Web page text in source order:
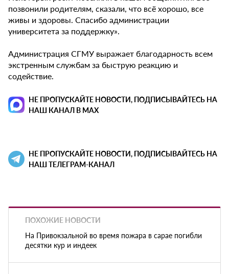
позвонили родителям, сказали, что всё хорошо, все
живы и здоровы. Спасибо администрации
университета за поддержку».
Администрация СГМУ выражает благодарность всем
экстренным службам за быструю реакцию и
содействие.
НЕ ПРОПУСКАЙТЕ НОВОСТИ, ПОДПИСЫВАЙТЕСЬ НА
НАШ КАНАЛ В MAX
НЕ ПРОПУСКАЙТЕ НОВОСТИ, ПОДПИСЫВАЙТЕСЬ НА
НАШ ТЕЛЕГРАМ-КАНАЛ
ПОХОЖИЕ НОВОСТИ
На Привокзальной во время пожара в сарае погибли
десятки кур и индеек